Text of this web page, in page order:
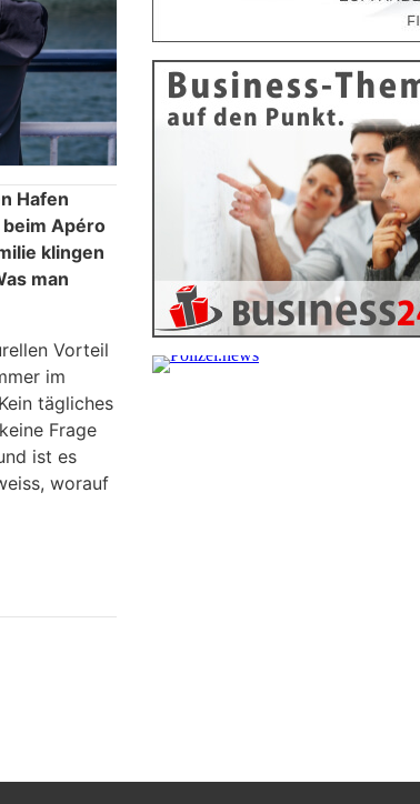
Hafen
Apéro
klingen
man
Vorteil
im
tägliches
Frage
ist es
worauf